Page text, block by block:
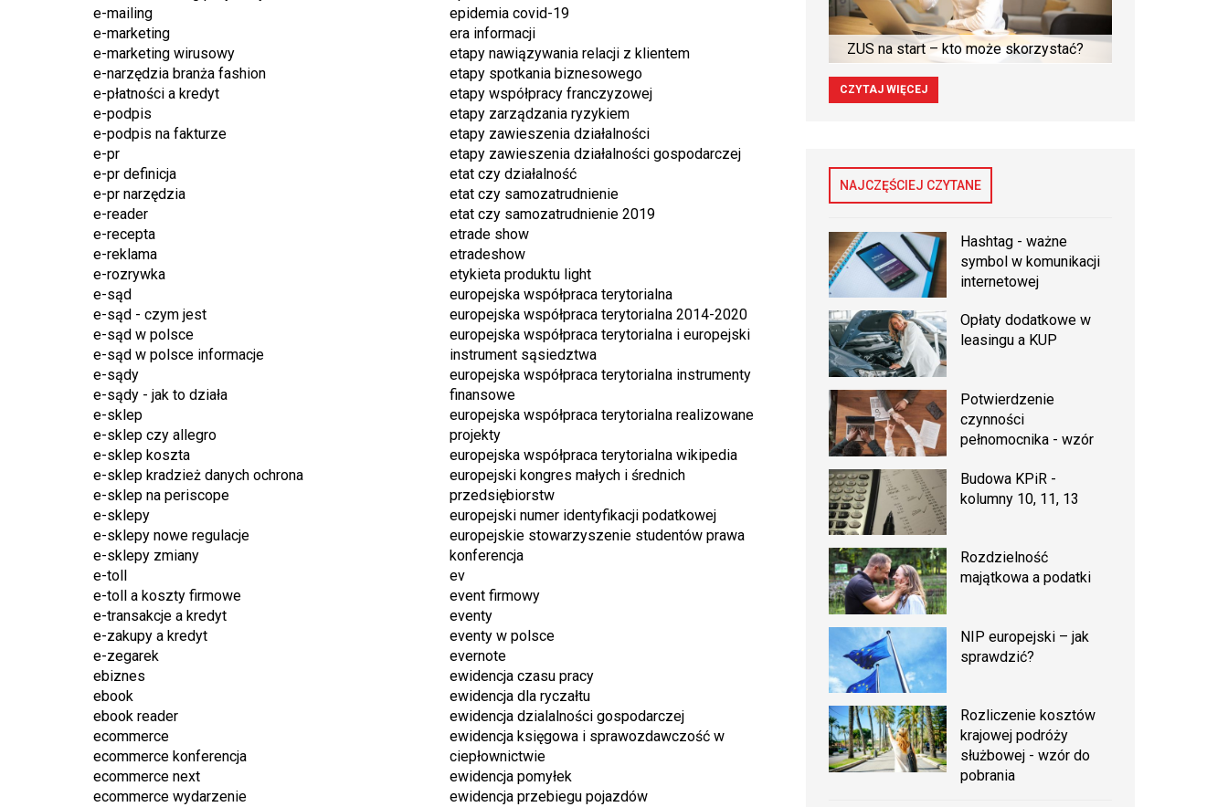
e-mailing
e-marketing
e-marketing wirusowy
e-narzędzia branża fashion
e-płatności a kredyt
e-podpis
e-podpis na fakturze
e-pr
e-pr definicja
e-pr narzędzia
e-reader
e-recepta
e-reklama
e-rozrywka
e-sąd
e-sąd - czym jest
e-sąd w polsce
e-sąd w polsce informacje
e-sądy
e-sądy - jak to działa
e-sklep
e-sklep czy allegro
e-sklep koszta
e-sklep kradzież danych ochrona
e-sklep na periscope
e-sklepy
e-sklepy nowe regulacje
e-sklepy zmiany
e-toll
e-toll a koszty firmowe
e-transakcje a kredyt
e-zakupy a kredyt
e-zegarek
ebiznes
ebook
ebook reader
ecommerce
ecommerce konferencja
ecommerce next
ecommerce wydarzenie
epidemia covid-19
era informacji
etapy nawiązywania relacji z klientem
etapy spotkania biznesowego
etapy współpracy franczyzowej
etapy zarządzania ryzykiem
etapy zawieszenia działalności
etapy zawieszenia działalności gospodarczej
etat czy działalność
etat czy samozatrudnienie
etat czy samozatrudnienie 2019
etrade show
etradeshow
etykieta produktu light
europejska współpraca terytorialna
europejska współpraca terytorialna 2014-2020
europejska współpraca terytorialna i europejski
instrument sąsiedztwa
europejska współpraca terytorialna instrumenty
finansowe
europejska współpraca terytorialna realizowane
projekty
europejska współpraca terytorialna wikipedia
europejski kongres małych i średnich
przedsiębiorstw
europejski numer identyfikacji podatkowej
europejskie stowarzyszenie studentów prawa
konferencja
ev
event firmowy
eventy
eventy w polsce
evernote
ewidencja czasu pracy
ewidencja dla ryczałtu
ewidencja dzialalności gospodarczej
ewidencja księgowa i sprawozdawczość w
ciepłownictwie
ewidencja pomyłek
ewidencja przebiegu pojazdów
ZUS na start – kto może skorzystać?
CZYTAJ WIĘCEJ
NAJCZĘŚCIEJ CZYTANE
Hashtag - ważne
symbol w komunikacji
internetowej
Opłaty dodatkowe w
leasingu a KUP
Potwierdzenie
czynności
pełnomocnika - wzór
Budowa KPiR -
kolumny 10, 11, 13
Rozdzielność
majątkowa a podatki
NIP europejski – jak
sprawdzić?
Rozliczenie kosztów
krajowej podróży
służbowej - wzór do
pobrania